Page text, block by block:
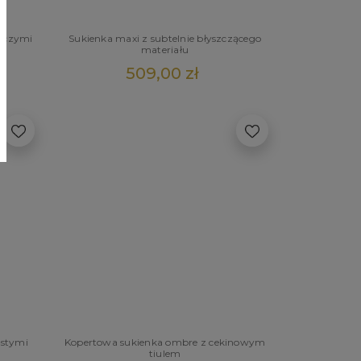
Sukienka maxi z subtelnie błyszczącego
materiału
509,00 zł
Kopertowa sukienka ombre z cekinowym
tiulem